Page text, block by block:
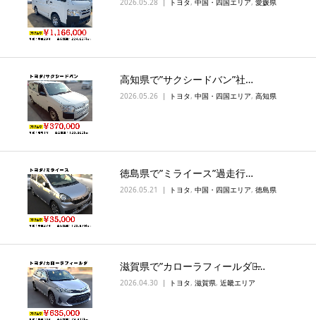
2026.05.28 トヨタ, 中国・四国エリア, 愛媛県
高知県で”サクシードバン”社…
2026.05.26 トヨタ, 中国・四国エリア, 高知県
徳島県で”ミライース”過走行…
2026.05.21 トヨタ, 中国・四国エリア, 徳島県
滋賀県で”カローラフィールダー̶…
2026.04.30 トヨタ, 滋賀県, 近畿エリア